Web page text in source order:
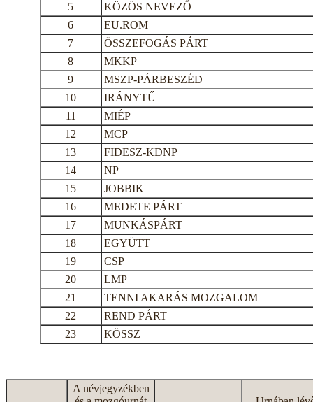
5
KÖZÖS NEVEZŐ
6
EU.ROM
7
ÖSSZEFOGÁS PÁRT
8
MKKP
9
MSZP-PÁRBESZÉD
10
IRÁNYTŰ
11
MIÉP
12
MCP
13
FIDESZ-KDNP
14
NP
15
JOBBIK
16
MEDETE PÁRT
17
MUNKÁSPÁRT
18
EGYÜTT
19
CSP
20
LMP
21
TENNI AKARÁS MOZGALOM
22
REND PÁRT
23
KÖSSZ
A névjegyzékben